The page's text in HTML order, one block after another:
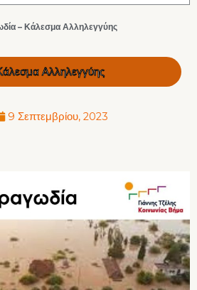
– Κάλεσμα Αλληλεγγύης
Αλληλεγγύης
9 Σεπτεμβρίου, 2023